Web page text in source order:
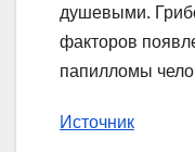
душевыми.
факторов
папилломы
Источник